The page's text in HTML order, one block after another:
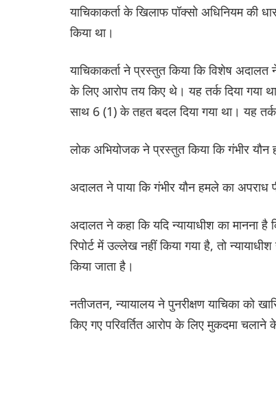
याचिकाकर्ता के खिलाफ पॉक्सो अधिनियम की
किया था।
याचिकाकर्ता ने प्रस्तुत किया कि विशेष
के लिए आरोप तय किए थे। यह तर्क दिया गया
साथ 6 (1) के तहत बदल दिया गया था। यह तर्क
लोक अभियोजक ने प्रस्तुत किया कि गंभीर यौन
अदालत ने पाया कि गंभीर यौन हमले का
अदालत ने कहा कि यदि न्यायाधीश का मानना
रिपोर्ट में उल्लेख नहीं किया गया है, तो
किया जाता है।
नतीजतन, न्यायालय ने पुनरीक्षण याचिका को
किए गए परिवर्तित आरोप के लिए मुकदमा चलाने